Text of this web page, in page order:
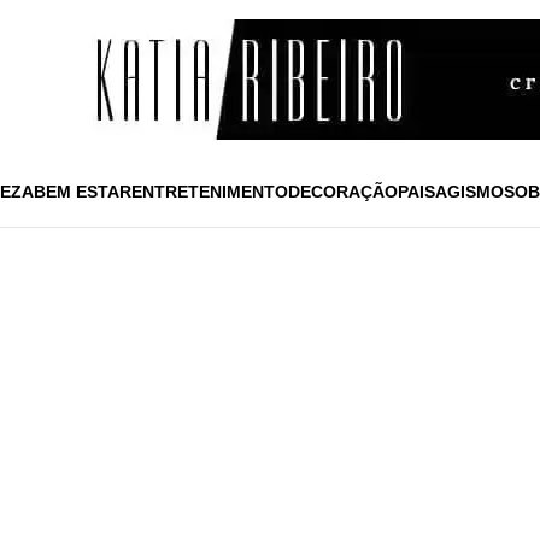
BEM ESTARENTRETENIMENTODECORAÇÃOPAISAGISMO